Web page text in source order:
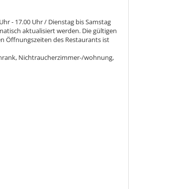
- 17.00 Uhr / Dienstag bis Samstag
aktualisiert werden. Die gültigen
Öffnungszeiten des Restaurants ist
Nichtraucherzimmer-/wohnung,